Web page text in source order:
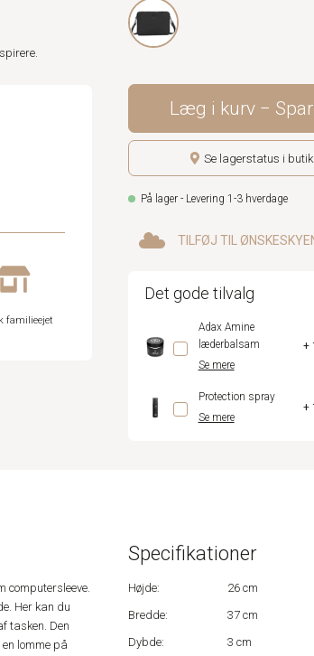
familieejet
Læg i kurv Spar
Se lagerstatus i butik
På lager - Levering 1-3 hverdage
TILFØJ TIL
Det gode tilvalg
Adax Amine
læderbalsam
Se mere
+
Protection spray
Se mere
+
computersleeve.
Her kan du
tasken. Den
lomme på
Specifikationer
Højde:
26 cm
Bredde:
37 cm
Dybde:
3 cm